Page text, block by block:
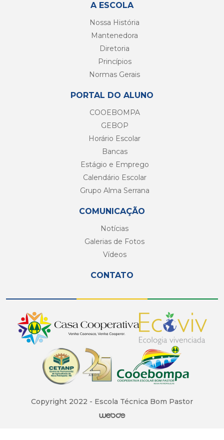
A ESCOLA
Nossa História
Mantenedora
Diretoria
Princípios
Normas Gerais
PORTAL DO ALUNO
COOEBOMPA
GEBOP
Horário Escolar
Bancas
Estágio e Emprego
Calendário Escolar
Grupo Alma Serrana
COMUNICAÇÃO
Notícias
Galerias de Fotos
Vídeos
CONTATO
Copyright 2022 - Escola Técnica Bom Pastor